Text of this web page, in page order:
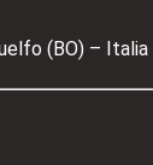
(BO) – Italia